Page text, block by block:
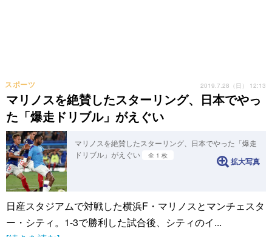
マリノスを絶賛したスターリング、日本でやっ
た「爆走ドリブル」がえぐい
スポーツ 2019.7.28（日） 12:13
マリノスを絶賛したスターリング、日本でやった「爆走
ドリブル」がえぐい
全 1 枚
拡大写真
日産スタジアムで対戦した横浜F・マリノスとマンチェスタ
ー・シティ。1-3で勝利した試合後、シティのイ...